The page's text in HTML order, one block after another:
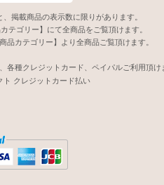
掲載商品の表示数に限りがあります。
テゴリー】にて全商品をご覧頂けます。
カテゴリー】より全商品ご覧頂けます。
種クレジットカード、ペイパルご利用頂け